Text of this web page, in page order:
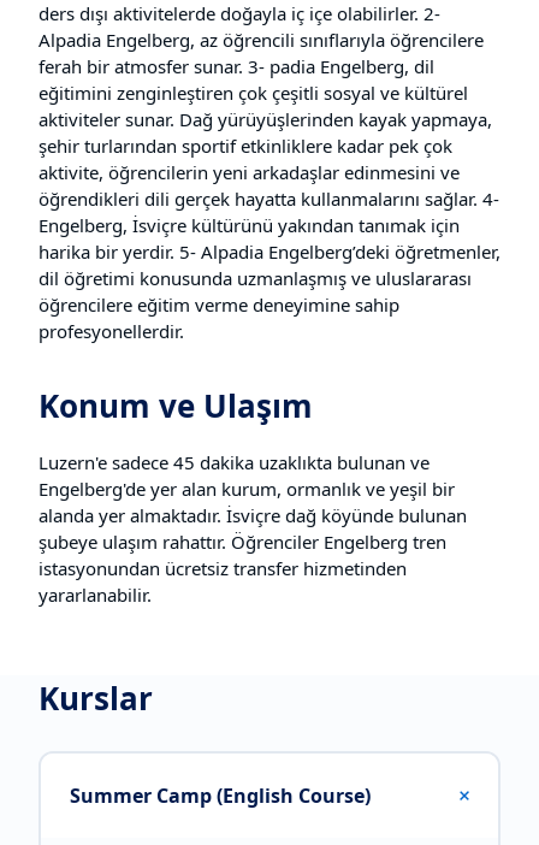
ders dışı aktivitelerde doğayla iç içe olabilirler. 2-
Alpadia Engelberg, az öğrencili sınıflarıyla öğrencilere
ferah bir atmosfer sunar. 3- padia Engelberg, dil
eğitimini zenginleştiren çok çeşitli sosyal ve kültürel
aktiviteler sunar. Dağ yürüyüşlerinden kayak yapmaya,
şehir turlarından sportif etkinliklere kadar pek çok
aktivite, öğrencilerin yeni arkadaşlar edinmesini ve
öğrendikleri dili gerçek hayatta kullanmalarını sağlar. 4-
Engelberg, İsviçre kültürünü yakından tanımak için
harika bir yerdir. 5- Alpadia Engelberg’deki öğretmenler,
dil öğretimi konusunda uzmanlaşmış ve uluslararası
öğrencilere eğitim verme deneyimine sahip
profesyonellerdir.
Konum ve Ulaşım
Luzern'e sadece 45 dakika uzaklıkta bulunan ve
Engelberg'de yer alan kurum, ormanlık ve yeşil bir
alanda yer almaktadır. İsviçre dağ köyünde bulunan
şubeye ulaşım rahattır. Öğrenciler Engelberg tren
istasyonundan ücretsiz transfer hizmetinden
yararlanabilir.
Kurslar
Summer Camp (English Course) +